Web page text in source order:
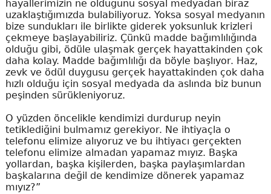
hayallerimizin ne olduğunu sosyal medyadan biraz
uzaklaştığımızda bulabiliyoruz. Yoksa sosyal medyanın
bize sundukları ile birlikte giderek yoksunluk krizleri
çekmeye başlayabiliriz. Çünkü madde bağımlılığında
olduğu gibi, ödüle ulaşmak gerçek hayattakinden çok
daha kolay. Madde bağımlılığı da böyle başlıyor. Haz,
zevk ve ödül duygusu gerçek hayattakinden çok daha
hızlı olduğu için sosyal medyada da aslında biz bunun
peşinden sürükleniyoruz.
O yüzden öncelikle kendimizi durdurup neyin
tetiklediğini bulmamız gerekiyor. Ne ihtiyaçla o
telefonu elimize alıyoruz ve bu ihtiyacı gerçekten
telefonu elimize almadan yapamaz mıyız. Başka
yollardan, başka kişilerden, başka paylaşımlardan
başkalarına değil de kendimize dönerek yapamaz
mıyız?”